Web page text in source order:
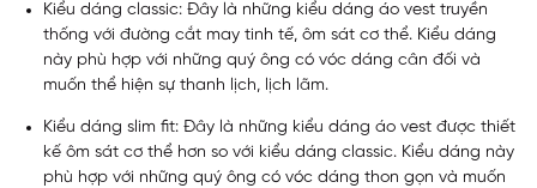
Kiểu dáng classic: Đây là những kiểu dáng áo vest truyền
thống với đường cắt may tinh tế, ôm sát cơ thể. Kiểu dáng
này phù hợp với những quý ông có vóc dáng cân đối và
muốn thể hiện sự thanh lịch, lịch lãm.
Kiểu dáng slim fit: Đây là những kiểu dáng áo vest được thiết
kế ôm sát cơ thể hơn so với kiểu dáng classic. Kiểu dáng này
phù hợp với những quý ông có vóc dáng thon gọn và muốn